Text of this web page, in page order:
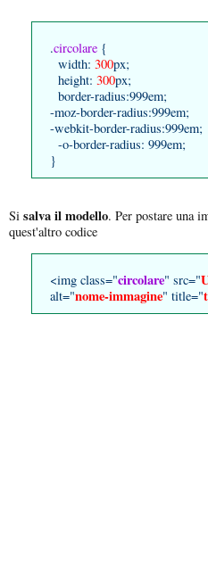
.circolare {
width: 300px;
height: 300px;
border-radius:999em;
-moz-border-radius:999em;
-webkit-border-radius:999em;
-o-border-radius: 999em;
}
Si salva il modello. Per postare una
quest'altro codice
<img class="circolare" src="
alt="nome-immagine" title="